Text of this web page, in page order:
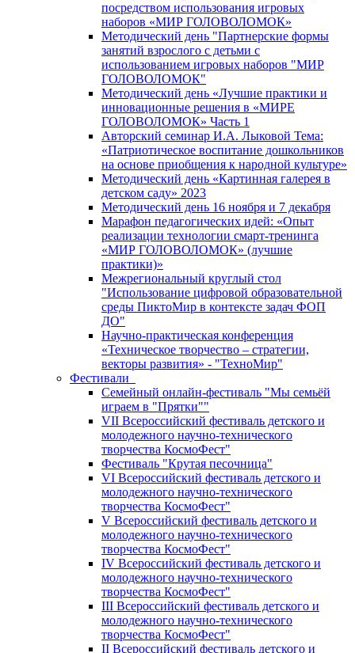
посредством использования игровых
наборов «МИР ГОЛОВОЛОМОК»
Методический день "Партнерские формы
занятий взрослого с детьми с
использованием игровых наборов "МИР
ГОЛОВОЛОМОК"
Методический день «Лучшие практики и
инновационные решения в «МИРЕ
ГОЛОВОЛОМОК» Часть 1
Авторский семинар И.А. Лыковой Тема:
«Патриотическое воспитание дошкольников
на основе приобщения к народной культуре»
Методический день «Картинная галерея в
детском саду» 2023
Методический день 16 ноября и 7 декабря
Марафон педагогических идей: «Опыт
реализации технологии смарт-тренинга
«МИР ГОЛОВОЛОМОК» (лучшие
практики)»
Межрегиональный круглый стол
"Использование цифровой образовательной
среды ПиктоМир в контексте задач ФОП
ДО"
Научно-практическая конференция
«Техническое творчество – стратегии,
векторы развития» - "ТехноМир"
Фестивали
Семейный онлайн-фестиваль "Мы семьёй
играем в "Прятки""
VII Всероссийский фестиваль детского и
молодежного научно-технического
творчества КосмоФест"
Фестиваль "Крутая песочница"
VI Всероссийский фестиваль детского и
молодежного научно-технического
творчества КосмоФест"
V Всероссийский фестиваль детского и
молодежного научно-технического
творчества КосмоФест"
IV Всероссийский фестиваль детского и
молодежного научно-технического
творчества КосмоФест"
III Всероссийский фестиваль детского и
молодежного научно-технического
творчества КосмоФест"
II Всероссийский фестиваль детского и